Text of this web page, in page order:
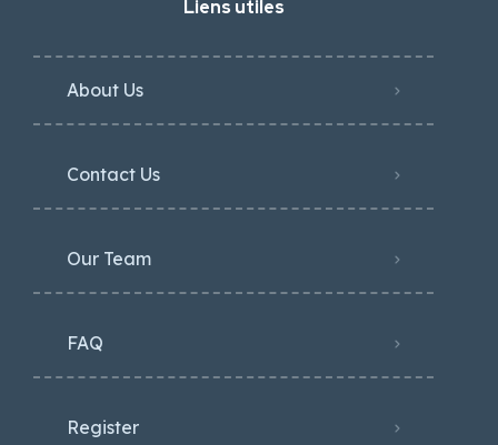
Liens utiles
About Us
Contact Us
Our Team
FAQ
Register